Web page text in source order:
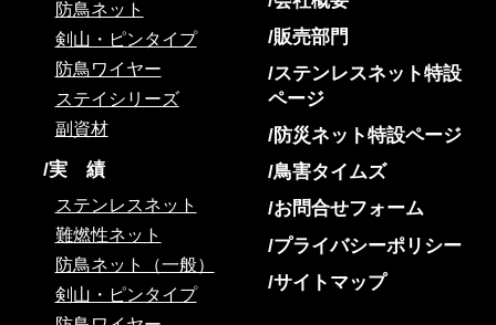
防鳥ネット
剣山・ピンタイプ
防鳥ワイヤー
ステイシリーズ
副資材
実 績
ステンレスネット
難燃性ネット
防鳥ネット（一般）
剣山・ピンタイプ
販売部門
ステンレスネット特設
ページ
防災ネット特設ページ
鳥害タイムズ
お問合せフォーム
プライバシーポリシー
サイトマップ